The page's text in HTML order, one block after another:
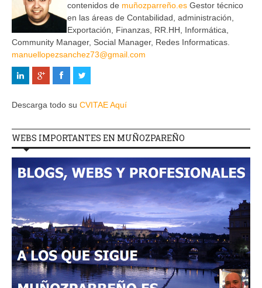
contenidos de muñozparreño.es Gestor técnico
en las áreas de Contabilidad, administración,
Exportación, Finanzas, RR.HH, Informática,
Community Manager, Social Manager, Redes Informaticas.
manuellopezsanchez73@gmail.com
Descarga todo su CVITAE Aquí
WEBS IMPORTANTES EN MUÑOZPAREÑO